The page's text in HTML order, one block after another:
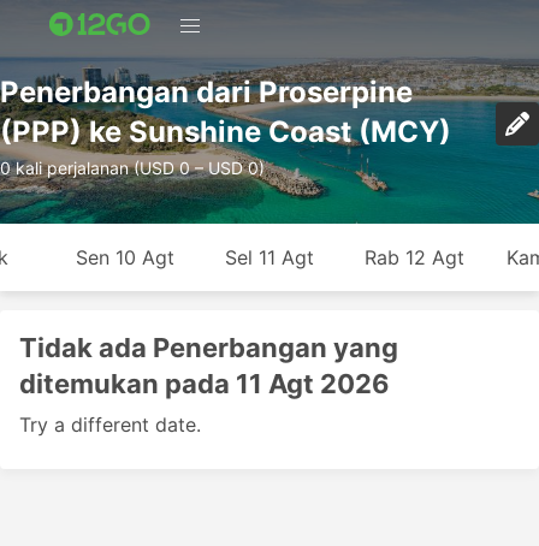
Penerbangan dari Proserpine
(PPP) ke Sunshine Coast (MCY)
0 kali perjalanan (USD 0 – USD 0)
Sen 10 Agt Sel 11 Agt Rab 12 Agt
Tidak ada Penerbangan yang
ditemukan pada 11 Agt 2026
Try a different date.